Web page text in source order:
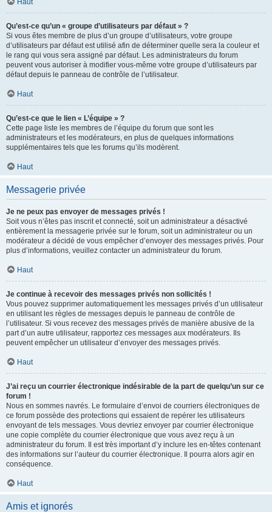
Haut
Qu’est-ce qu’un « groupe d’utilisateurs par défaut » ?
Si vous êtes membre de plus d’un groupe d’utilisateurs, votre groupe
d’utilisateurs par défaut est utilisé afin de déterminer quelle sera la couleur et
le rang qui vous sera assigné par défaut. Les administrateurs du forum
peuvent vous autoriser à modifier vous-même votre groupe d’utilisateurs par
défaut depuis le panneau de contrôle de l’utilisateur.
Haut
Qu’est-ce que le lien « L’équipe » ?
Cette page liste les membres de l’équipe du forum que sont les
administrateurs et les modérateurs, en plus de quelques informations
supplémentaires tels que les forums qu’ils modèrent.
Haut
Messagerie privée
Je ne peux pas envoyer de messages privés !
Soit vous n’êtes pas inscrit et connecté, soit un administrateur a désactivé
entièrement la messagerie privée sur le forum, soit un administrateur ou un
modérateur a décidé de vous empêcher d’envoyer des messages privés. Pour
plus d’informations, veuillez contacter un administrateur du forum.
Haut
Je continue à recevoir des messages privés non sollicités !
Vous pouvez supprimer automatiquement les messages privés d’un utilisateur
en utilisant les règles de messages depuis le panneau de contrôle de
l’utilisateur. Si vous recevez des messages privés de manière abusive de la
part d’un autre utilisateur, rapportez ces messages aux modérateurs. Ils
peuvent empêcher un utilisateur d’envoyer des messages privés.
Haut
J’ai reçu un courrier électronique indésirable de la part de quelqu’un sur ce
forum !
Nous en sommes navrés. Le formulaire d’envoi de courriers électroniques de
ce forum possède des protections qui essaient de repérer les utilisateurs
envoyant de tels messages. Vous devriez envoyer par courrier électronique
une copie complète du courrier électronique que vous avez reçu à un
administrateur du forum. Il est très important d’y inclure les en-têtes contenant
des informations sur l’auteur du courrier électronique. Il pourra alors agir en
conséquence.
Haut
Amis et ignorés